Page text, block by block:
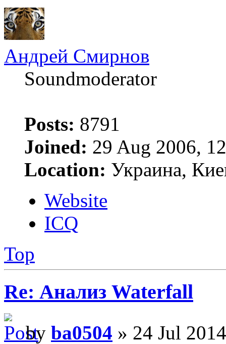
Андрей Смирнов
Soundmoderator
Posts: 8791
Joined: 29 Aug 2006,
Location: Украина,
Website
ICQ
Top
Re: Анализ Waterfall
by ba0504 » 24 Jul